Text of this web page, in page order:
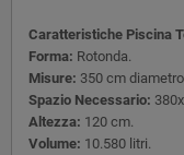
Caratteristiche Piscina
Forma: Rotonda.
Misure: 350 cm diametro.
Spazio Necessario:
Altezza: 120 cm.
Volume: 10.580 litri.